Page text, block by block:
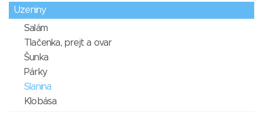
Uzeniny
Salám
Tlačenka, prejt a ovar
Šunka
Párky
Slanina
Klobása